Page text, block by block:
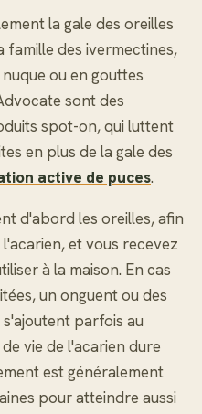
la gale des oreilles
famille des ivermectines,
ou en gouttes
sont des
spot-on, qui luttent
en plus de la gale des
active de puces.
d'abord les oreilles, afin
et vous recevez
à la maison. En cas
un onguent ou des
parfois au
vie de l'acarien dure
est généralement
pour atteindre aussi